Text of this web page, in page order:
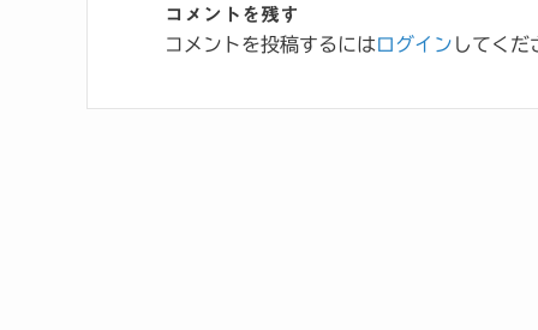
コメントを残す
コメントを投稿するにはログイン してくだ